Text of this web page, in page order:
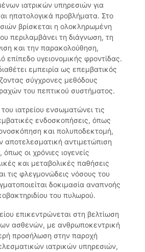
ιατρικών υπηρεσιών για
ηπατολογικά προβλήματα. Στο
βρίσκεται η ολοκληρωμένη
περιλαμβάνει τη διάγνωση, τη
και την παρακολούθηση,
επίπεδο υγειονομικής φροντίδας.
εμπειρία ως επεμβατικός
σύγχρονες μεθόδους
του πεπτικού συστήματος.
ιατρείου ενσωματώνει τις
ενδοσκοπήσεις, όπως
και πολυποδεκτομή,
αποτελεσματική αντιμετώπιση
οι χρόνιες ιογενείς
και μεταβολικές παθήσεις
τις φλεγμονώδεις νόσους του
δοκιμασία αναπνοής
του πυλωρού.
επικεντρώνεται στη βελτίωση
ασθενών, με ανθρωποκεντρική
προσήλωση στην παροχή
ιατρικών υπηρεσιών,